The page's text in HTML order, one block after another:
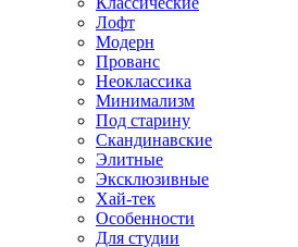
Лофт
Модерн
Прованс
Неоклассика
Минимализм
Под старину
Скандинавские
Элитные
Эксклюзивные
Хай-тек
Особенности
Для студии